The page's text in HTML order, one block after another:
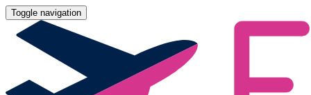
Toggle navigation